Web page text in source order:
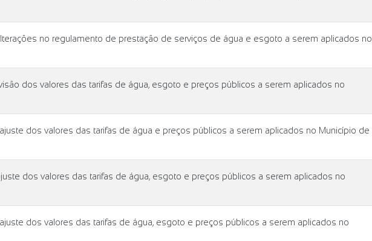
no regulamento de prestação de serviços de água e esgoto a serem aplicados no
dos valores das tarifas de água, esgoto e preços públicos a serem aplicados no
dos valores das tarifas de água e preços públicos a serem aplicados no Município de
dos valores das tarifas de água, esgoto e preços públicos a serem aplicados no
dos valores das tarifas de água, esgoto e preços públicos a serem aplicados no